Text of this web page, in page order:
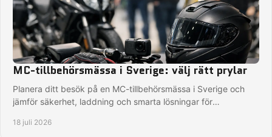
MC-tillbehörsmässa i Sverige: välj rätt prylar
Planera ditt besök på en MC-tillbehörsmässa i Sverige och
jämför säkerhet, laddning och smarta lösningar för
18 juli 2026